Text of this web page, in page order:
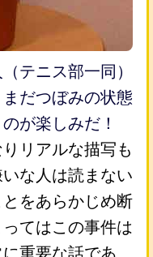
テニス部一同）
だつぼみの状態
が楽しみだ！
リアルな描写も
な人は読まない
をあらかじめ断
てはこの事件は
重要な話であ